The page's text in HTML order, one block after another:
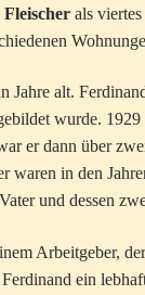
als
Jahre alt.
wurde.
er dann über
waren in den
und dessen
Arbeitgeber,
ein